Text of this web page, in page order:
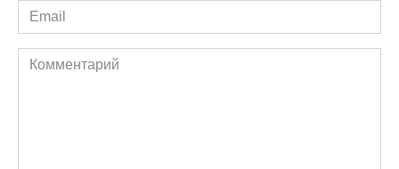
Email
*
Комментарий